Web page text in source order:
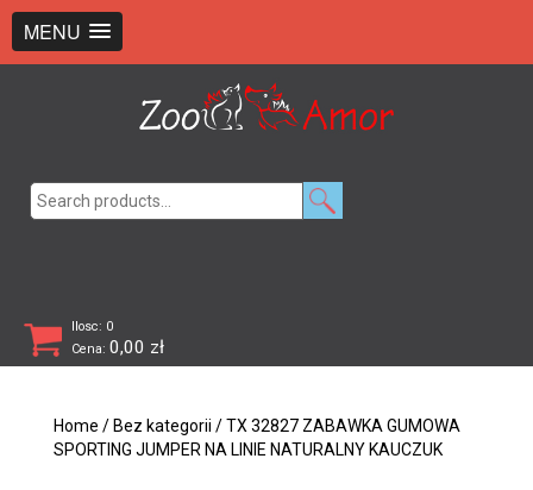
MENU
Ilosc: 0
Cena: 0,00 zł
Home / Bez kategorii / TX 32827 ZABAWKA GUMOWA
SPORTING JUMPER NA LINIE NATURALNY KAUCZUK